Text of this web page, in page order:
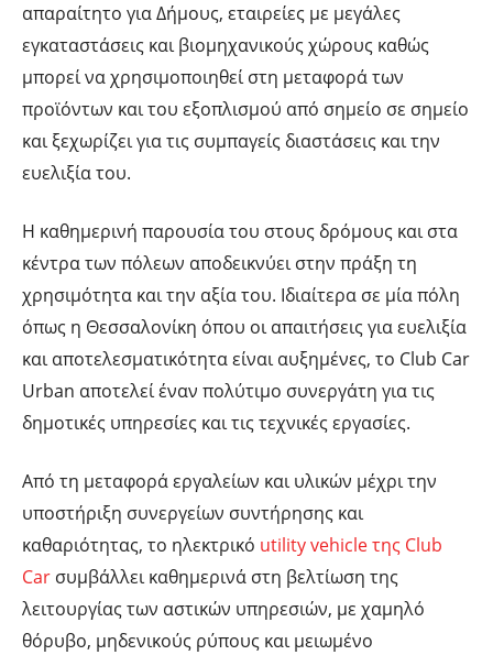
απαραίτητο για Δήμους, εταιρείες με μεγάλες
εγκαταστάσεις και βιομηχανικούς χώρους καθώς
μπορεί να χρησιμοποιηθεί στη μεταφορά των
προϊόντων και του εξοπλισμού από σημείο σε σημείο
και ξεχωρίζει για τις συμπαγείς διαστάσεις και την
ευελιξία του.
Η καθημερινή παρουσία του στους δρόμους και στα
κέντρα των πόλεων αποδεικνύει στην πράξη τη
χρησιμότητα και την αξία του. Ιδιαίτερα σε μία πόλη
όπως η Θεσσαλονίκη όπου οι απαιτήσεις για ευελιξία
και αποτελεσματικότητα είναι αυξημένες, το Club Car
Urban αποτελεί έναν πολύτιμο συνεργάτη για τις
δημοτικές υπηρεσίες και τις τεχνικές εργασίες.
Από τη μεταφορά εργαλείων και υλικών μέχρι την
υποστήριξη συνεργείων συντήρησης και
καθαριότητας, το ηλεκτρικό utility vehicle της Club
Car συμβάλλει καθημερινά στη βελτίωση της
λειτουργίας των αστικών υπηρεσιών, με χαμηλό
θόρυβο, μηδενικούς ρύπους και μειωμένο